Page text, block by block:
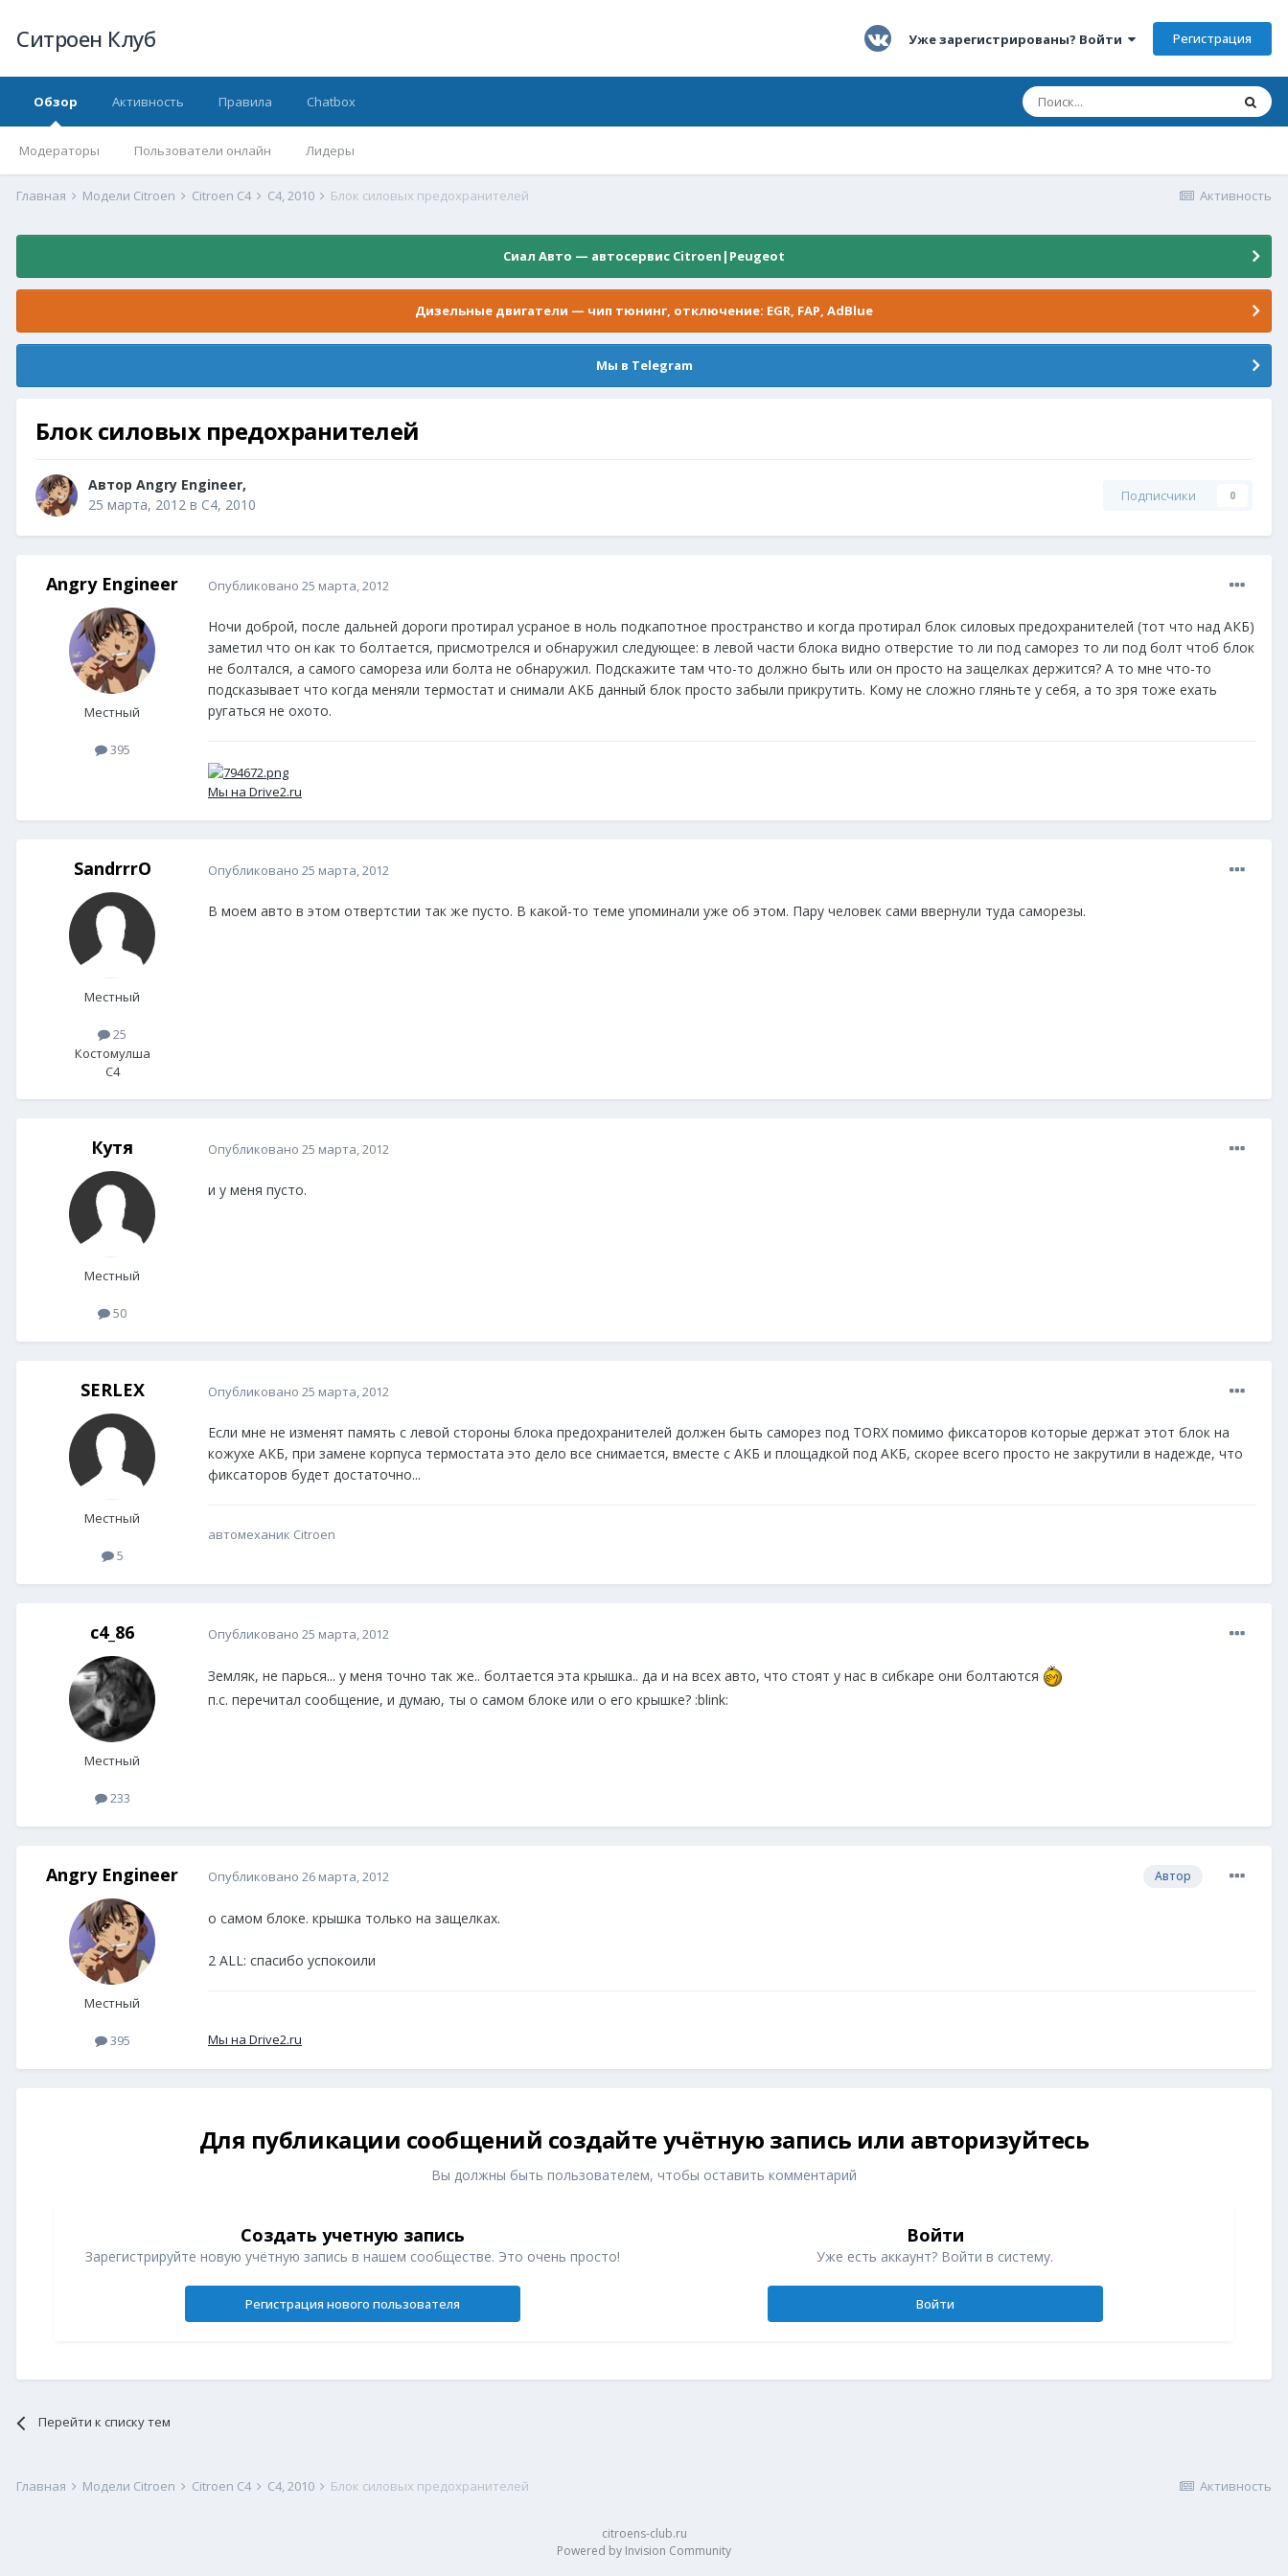
Ситроен Клуб Уже зарегистрированы? Войти Регистрация
Обзор
Модераторы Пользователи онлайн Лидеры
Активность Правила Chatbox
Активность
Главная Модели Citroen Citroen C4 C4, 2010 Блок силовых предохранителей
Сиал Авто — автосервис Citroen|Peugeot
Дизельные двигатели — чип тюнинг, отключение: EGR, FAP, AdBlue
Мы в Telegram
Блок силовых предохранителей
Автор Angry Engineer,
25 марта, 2012 в C4, 2010 Подписчики 0
Angry Engineer
Местный
395
Опубликовано 25 марта, 2012
Ночи доброй, после дальней дороги протирал усраное в ноль подкапотное пространство и когда протирал блок силовых предохранителей (тот что над АКБ)
заметил что он как то болтается, присмотрелся и обнаружил следующее: в левой части блока видно отверстие то ли под саморез то ли под болт чтоб блок
не болтался, а самого самореза или болта не обнаружил. Подскажите там что-то должно быть или он просто на защелках держится? А то мне что-то
подсказывает что когда меняли термостат и снимали АКБ данный блок просто забыли прикрутить. Кому не сложно гляньте у себя, а то зря тоже ехать
ругаться не охото.
Мы на Drive2.ru
SandrrrO
Местный
25
Костомулша
C4
Опубликовано 25 марта, 2012
В моем авто в этом отвертстии так же пусто. В какой-то теме упоминали уже об этом. Пару человек сами ввернули туда саморезы.
Кутя
Местный
50
Опубликовано 25 марта, 2012
и у меня пусто.
SERLEX
Местный
5
Опубликовано 25 марта, 2012
Если мне не изменят память с левой стороны блока предохранителей должен быть саморез под TORX помимо фиксаторов которые держат этот блок на
кожухе АКБ, при замене корпуса термостата это дело все снимается, вместе с АКБ и площадкой под АКБ, скорее всего просто не закрутили в надежде, что
фиксаторов будет достаточно...
автомеханик Citroen
c4_86
Местный
233
Опубликовано 25 марта, 2012
Земляк, не парься... у меня точно так же.. болтается эта крышка.. да и на всех авто, что стоят у нас в сибкаре они болтаются
п.с. перечитал сообщение, и думаю, ты о самом блоке или о его крышке? :blink:
Angry Engineer
Местный
395
Автор
Опубликовано 26 марта, 2012
о самом блоке. крышка только на защелках.
2 ALL: спасибо успокоили
Мы на Drive2.ru
Для публикации сообщений создайте учётную запись или авторизуйтесь
Вы должны быть пользователем, чтобы оставить комментарий
Создать учетную запись
Зарегистрируйте новую учётную запись в нашем сообществе. Это очень просто!
Регистрация нового пользователя
Войти
Уже есть аккаунт? Войти в систему.
Войти
Перейти к списку тем
Активность
Главная Модели Citroen Citroen C4 C4, 2010 Блок силовых предохранителей
citroens-club.ru
Powered by Invision Community